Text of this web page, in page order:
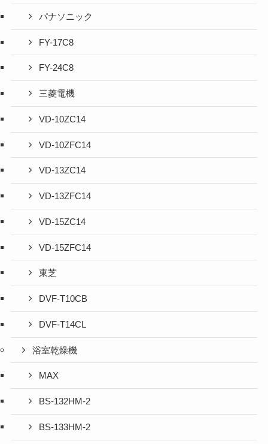
パナソニック
FY-17C8
FY-24C8
三菱電機
VD-10ZC14
VD-10ZFC14
VD-13ZC14
VD-13ZFC14
VD-15ZC14
VD-15ZFC14
東芝
DVF-T10CB
DVF-T14CL
浴室乾燥機
MAX
BS-132HM-2
BS-133HM-2